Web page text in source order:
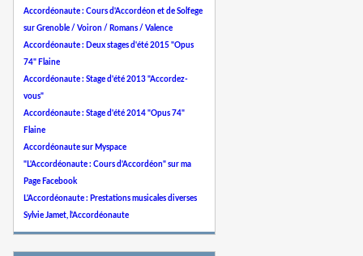
Accordéonaute : Cours d'Accordéon et de Solfege
sur Grenoble / Voiron / Romans / Valence
Accordéonaute : Deux stages d'été 2015 "Opus
74" Flaine
Accordéonaute : Stage d'été 2013 "Accordez-
vous"
Accordéonaute : Stage d'été 2014 "Opus 74"
Flaine
Accordéonaute sur Myspace
"L'Accordéonaute : Cours d'Accordéon" sur ma
Page Facebook
L'Accordéonaute : Prestations musicales diverses
Sylvie Jamet, l'Accordéonaute